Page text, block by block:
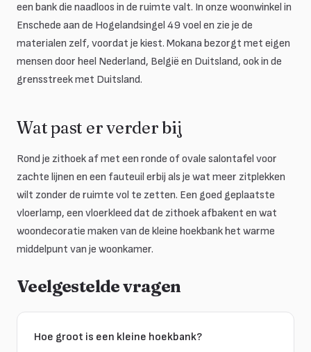
een bank die naadloos in de ruimte valt. In onze woonwinkel in
Enschede aan de Hogelandsingel 49 voel en zie je de
materialen zelf, voordat je kiest. Mokana bezorgt met eigen
mensen door heel Nederland, België en Duitsland, ook in de
grensstreek met Duitsland.
Wat past er verder bij
Rond je zithoek af met een ronde of ovale salontafel voor
zachte lijnen en een fauteuil erbij als je wat meer zitplekken
wilt zonder de ruimte vol te zetten. Een goed geplaatste
vloerlamp, een vloerkleed dat de zithoek afbakent en wat
woondecoratie maken van de kleine hoekbank het warme
middelpunt van je woonkamer.
Veelgestelde vragen
Hoe groot is een kleine hoekbank?